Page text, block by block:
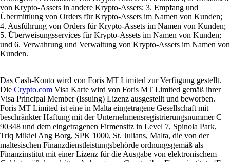
von Krypto-Assets in andere Krypto-Assets; 3. Empfang und
Übermittlung von Orders für Krypto-Assets im Namen von Kunden;
4. Ausführung von Orders für Krypto-Assets im Namen von Kunden;
5. Überweisungsservices für Krypto-Assets im Namen von Kunden;
und 6. Verwahrung und Verwaltung von Krypto-Assets im Namen von
Kunden.
Das Cash-Konto wird von Foris MT Limited zur Verfügung gestellt.
Die Crypto.com Visa Karte wird von Foris MT Limited gemäß ihrer
Visa Principal Member (Issuing) Lizenz ausgestellt und beworben.
Foris MT Limited ist eine in Malta eingetragene Gesellschaft mit
beschränkter Haftung mit der Unternehmensregistrierungsnummer C
90348 und dem eingetragenen Firmensitz in Level 7, Spinola Park,
Triq Mikiel Ang Borg, SPK 1000, St. Julians, Malta, die von der
maltesischen Finanzdienstleistungsbehörde ordnungsgemäß als
Finanzinstitut mit einer Lizenz für die Ausgabe von elektronischem